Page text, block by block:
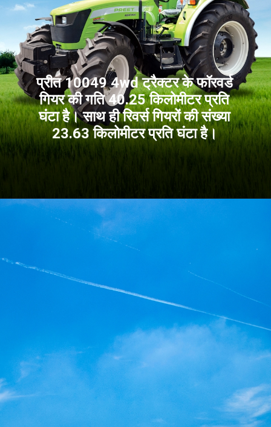
प्रीत 10049 4wd ट्रैक्टर के फॉरवर्ड
गियर की गति 40.25 किलोमीटर प्रति
घंटा है। साथ ही रिवर्स गियरों की संख्या
23.63 किलोमीटर प्रति घंटा है।